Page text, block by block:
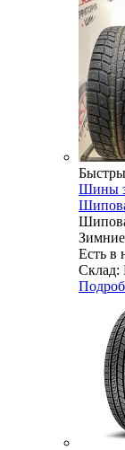
Шины
Есть в
Склад: